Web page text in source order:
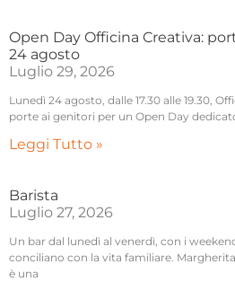
Open Day Officina Creativa:
24 agosto
Luglio 29, 2026
Lunedì 24 agosto, dalle 17.30 alle 19.30,
porte ai genitori per un Open Day
Leggi Tutto »
Barista
Luglio 27, 2026
Un bar dal lunedì al venerdì, con i
conciliano con la vita familiare.
è una